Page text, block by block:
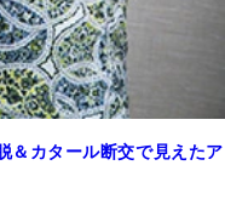
＆カタール断交で見えたア